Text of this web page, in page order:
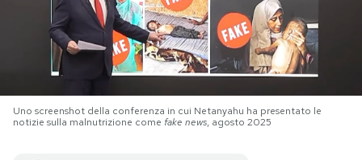
NEWSLETTER
Uno screenshot della conferenza in cui Netanyahu ha presentato le
notizie sulla malnutrizione come fake news, agosto 2025